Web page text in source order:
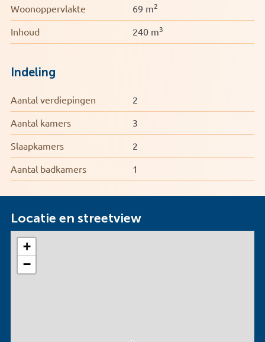
Woonoppervlakte 69 m2
Inhoud 240 m3
Indeling
Aantal verdiepingen 2
Aantal kamers 3
Slaapkamers 2
Aantal badkamers 1
Locatie en streetview
+
−